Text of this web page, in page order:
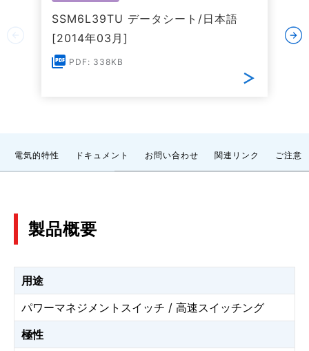
SSM6L39TU データシート/日本語
[2014年03月]
PDF: 338KB
電気的特性 ドキュメント お問い合わせ 関連リンク ご注意
製品概要
用途
パワーマネジメントスイッチ / 高速スイッチング
極性